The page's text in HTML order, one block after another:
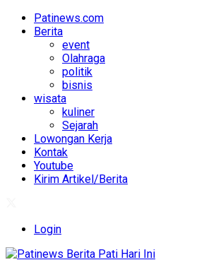
Patinews.com
Berita
event
Olahraga
politik
bisnis
wisata
kuliner
Sejarah
Lowongan Kerja
Kontak
Youtube
Kirim Artikel/Berita
Login